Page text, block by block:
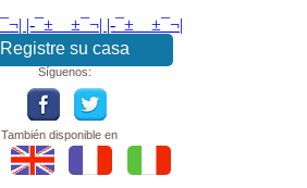
|-¯±­__­±¯¬| |-¯±­__­±¯¬|
Registre su casa
Síguenos:
También disponible en